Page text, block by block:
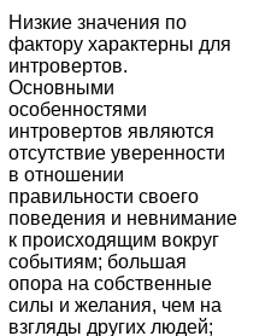
Низкие значения по
фактору характерны для
интровертов.
Основными
особенностями
интровертов являются
отсутствие уверенности
в отношении
правильности своего
поведения и невнимание
к происходящим вокруг
событиям; большая
опора на собственные
силы и желания, чем на
взгляды других людей;